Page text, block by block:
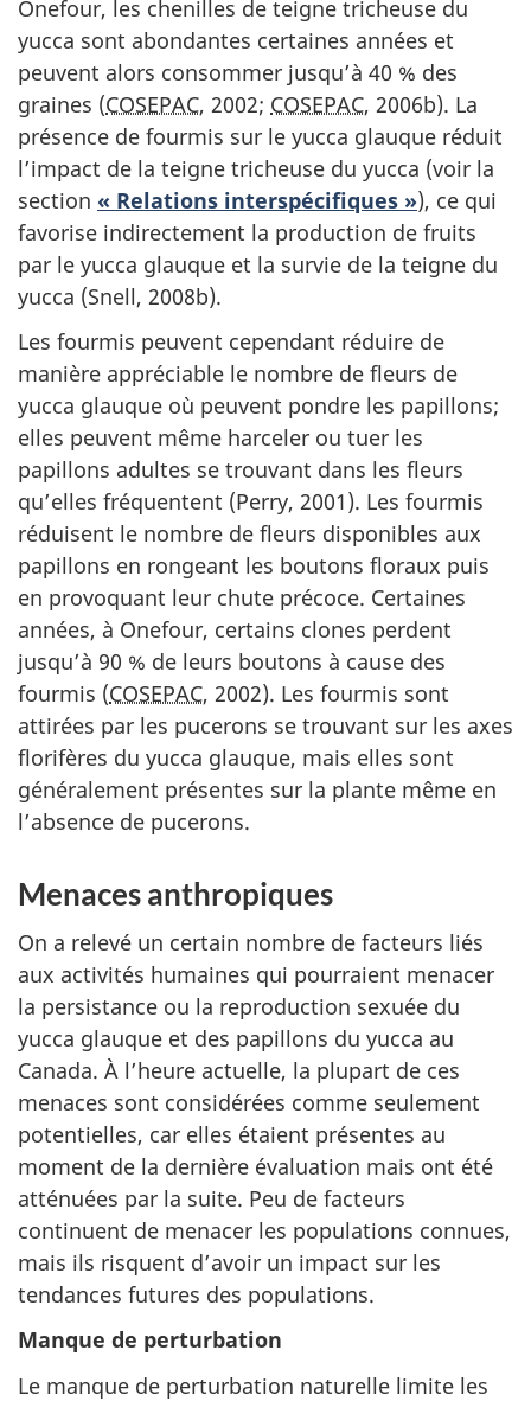
Onefour, les chenilles de teigne tricheuse du
yucca sont abondantes certaines années et
peuvent alors consommer jusqu’à 40 % des
graines (COSEPAC, 2002; COSEPAC, 2006b). La
présence de fourmis sur le yucca glauque réduit
l’impact de la teigne tricheuse du yucca (voir la
section « Relations interspécifiques »), ce qui
favorise indirectement la production de fruits
par le yucca glauque et la survie de la teigne du
yucca (Snell, 2008b).
Les fourmis peuvent cependant réduire de
manière appréciable le nombre de fleurs de
yucca glauque où peuvent pondre les papillons;
elles peuvent même harceler ou tuer les
papillons adultes se trouvant dans les fleurs
qu’elles fréquentent (Perry, 2001). Les fourmis
réduisent le nombre de fleurs disponibles aux
papillons en rongeant les boutons floraux puis
en provoquant leur chute précoce. Certaines
années, à Onefour, certains clones perdent
jusqu’à 90 % de leurs boutons à cause des
fourmis (COSEPAC, 2002). Les fourmis sont
attirées par les pucerons se trouvant sur les axes
florifères du yucca glauque, mais elles sont
généralement présentes sur la plante même en
l’absence de pucerons.
Menaces anthropiques
On a relevé un certain nombre de facteurs liés
aux activités humaines qui pourraient menacer
la persistance ou la reproduction sexuée du
yucca glauque et des papillons du yucca au
Canada. À l’heure actuelle, la plupart de ces
menaces sont considérées comme seulement
potentielles, car elles étaient présentes au
moment de la dernière évaluation mais ont été
atténuées par la suite. Peu de facteurs
continuent de menacer les populations connues,
mais ils risquent d’avoir un impact sur les
tendances futures des populations.
Manque de perturbation
Le manque de perturbation naturelle limite les